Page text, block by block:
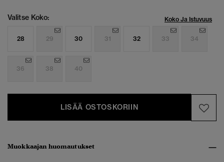
Valitse Koko: Koko Ja Istuvuus
28 29 30 31 32 33 34
36 38 40
LISÄÄ OSTOSKORIIN
Muokkaajan huomautukset